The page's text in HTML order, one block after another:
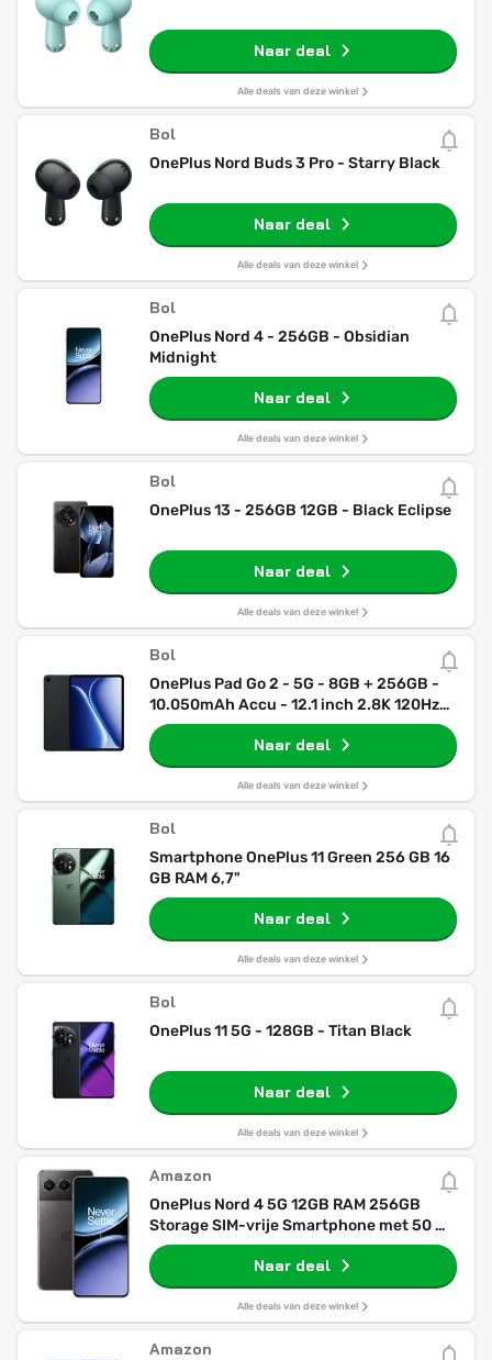
Naar deal
Alle deals van deze winkel
Bol
OnePlus Nord Buds 3 Pro - Starry Black
Naar deal
Alle deals van deze winkel
Bol
OnePlus Nord 4 - 256GB - Obsidian
Midnight
Naar deal
Alle deals van deze winkel
Bol
OnePlus 13 - 256GB 12GB - Black Eclipse
Naar deal
Alle deals van deze winkel
Bol
OnePlus Pad Go 2 - 5G - 8GB + 256GB -
10.050mAh Accu - 12.1 inch 2.8K 120Hz
Display
Naar deal
Alle deals van deze winkel
Bol
Smartphone OnePlus 11 Green 256 GB 16
GB RAM 6,7"
Naar deal
Alle deals van deze winkel
Bol
OnePlus 11 5G - 128GB - Titan Black
Naar deal
Alle deals van deze winkel
Amazon
OnePlus Nord 4 5G 12GB RAM 256GB
Storage SIM-vrije Smartphone met 50 MP
Dual Camera + OIS - Obsidian Midnight
Naar deal
Alle deals van deze winkel
Amazon